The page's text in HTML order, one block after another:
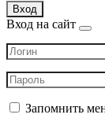
Вход
Вход на сайт
Запомнить